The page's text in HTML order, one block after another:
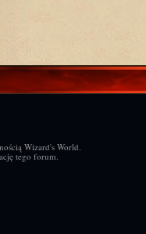
Wizard's World.
tego forum.